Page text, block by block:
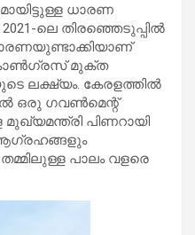
ധാരണ
ലെ തിരഞ്ഞെടുപ്പിൽ
മുക്ത
ലക്ഷ്യം. കേരളത്തിൽ
ഒരു ഗവൺമെന്റ്
പിണറായി
പാലം വളരെ